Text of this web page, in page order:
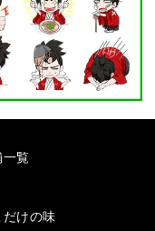
一覧
だけの味